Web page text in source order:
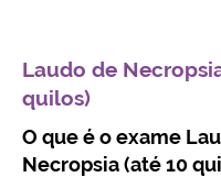
Laudo de
quilos)
O que é o exame
Necropsia (até 10